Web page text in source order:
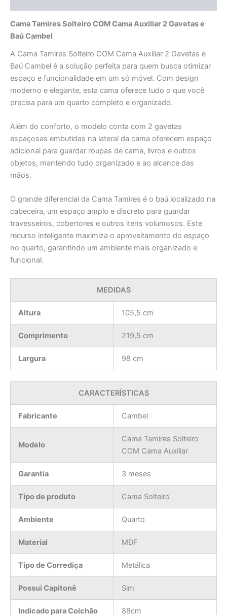
Cama Tamires Solteiro COM Cama Auxiliar 2 Gavetas e
Baú Cambel
A Cama Tamires Solteiro COM Cama Auxiliar 2 Gavetas e
Baú Cambel é a solução perfeita para quem busca otimizar
espaço e funcionalidade em um só móvel. Com design
moderno e elegante, esta cama oferece tudo o que você
precisa para um quarto completo e organizado.
Além do conforto, o modelo conta com 2 gavetas
espaçosas embutidas na lateral da cama oferecem espaço
adicional para guardar roupas de cama, livros e outros
objetos, mantendo tudo organizado e ao alcance das
mãos.
O grande diferencial da Cama Tamires é o baú localizado na
cabeceira, um espaço amplo e discreto para guardar
travesseiros, cobertores e outros itens volumosos. Este
recurso inteligente maximiza o aproveitamento do espaço
no quarto, garantindo um ambiente mais organizado e
funcional.
MEDIDAS
Altura 105,5 cm
Comprimento 219,5 cm
Largura 98 cm
CARACTERÍSTICAS
Fabricante Cambel
Modelo
Cama Tamires Solteiro
COM Cama Auxiliar
Garantia 3 meses
Tipo de produto Cama Solteiro
Ambiente Quarto
Material MDF
Tipo de Corrediça Metálica
Possui Capitonê Sim
Indicado para Colchão 88cm